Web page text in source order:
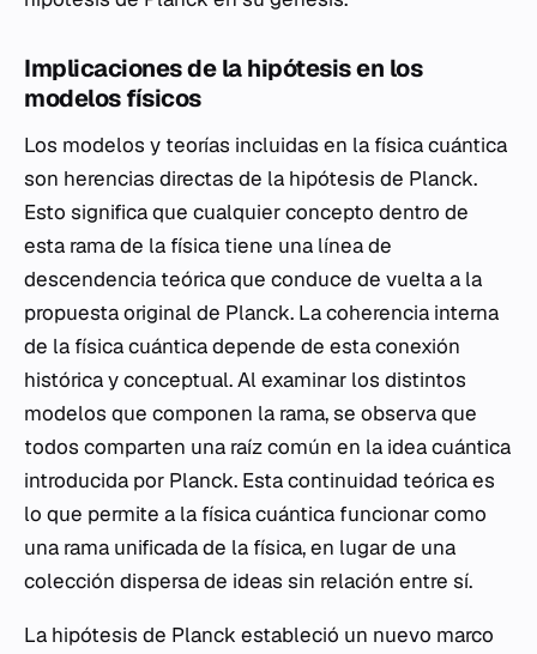
Implicaciones de la hipótesis en los
modelos físicos
Los modelos y teorías incluidas en la física cuántica
son herencias directas de la hipótesis de Planck.
Esto significa que cualquier concepto dentro de
esta rama de la física tiene una línea de
descendencia teórica que conduce de vuelta a la
propuesta original de Planck. La coherencia interna
de la física cuántica depende de esta conexión
histórica y conceptual. Al examinar los distintos
modelos que componen la rama, se observa que
todos comparten una raíz común en la idea cuántica
introducida por Planck. Esta continuidad teórica es
lo que permite a la física cuántica funcionar como
una rama unificada de la física, en lugar de una
colección dispersa de ideas sin relación entre sí.
La hipótesis de Planck estableció un nuevo marco